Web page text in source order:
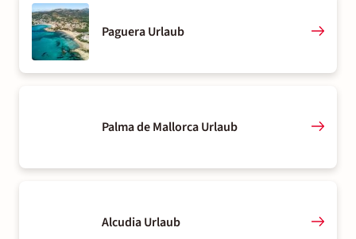
Paguera Urlaub
Palma de Mallorca Urlaub
Alcudia Urlaub